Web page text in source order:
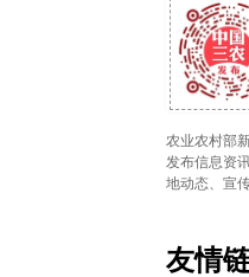
农业农村部
发布信息资
地动态、宣
友情